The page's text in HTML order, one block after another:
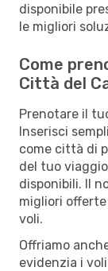
disponibile
le migliori
Come
Città del
Prenotare il
Inserisci
come città di
del tuo
disponibili. Il
migliori
voli.
Offriamo
evidenzia i